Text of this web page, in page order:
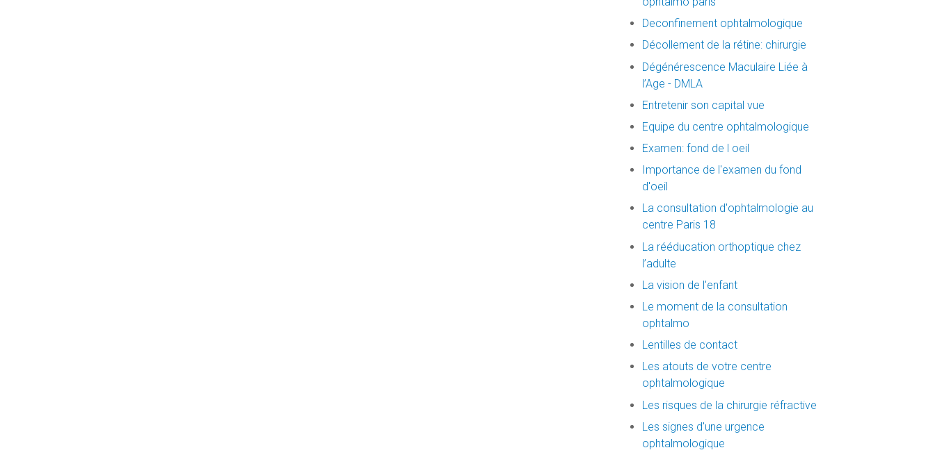
Deconfinement ophtalmologique
Décollement de la rétine: chirurgie
Dégénérescence Maculaire Liée à
l’Age - DMLA
Entretenir son capital vue
Equipe du centre ophtalmologique
Examen: fond de l oeil
Importance de l'examen du fond
d'oeil
La consultation d'ophtalmologie au
centre Paris 18
La rééducation orthoptique chez
l’adulte
La vision de l'enfant
Le moment de la consultation
ophtalmo
Lentilles de contact
Les atouts de votre centre
ophtalmologique
Les risques de la chirurgie réfractive
Les signes d'une urgence
ophtalmologique